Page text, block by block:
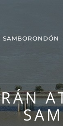
SAMBORONDÓN